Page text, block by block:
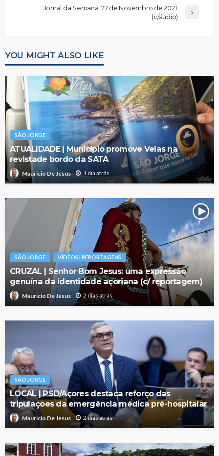
Jornal da Semana, 27 de Novembro de 2021.
(c/áudio)
YOU MIGHT ALSO LIKE
SÃO JORGE
ATUALIDADE | Município promove Velas na
revistade bordo da SATA
Mauricio De Jesus 1 dia atrás
SÃO JORGE VÍDEOS | REPORTAGENS
CRUZAL | Senhor Bom Jesus: uma expressão
genuína da identidade açoriana (c/ reportagem)
Mauricio De Jesus 2 dias atrás
SÃO JORGE
LOCAL | PSD/Açores destaca reforço das
tripulações da emergência médica pré-hospitalar
Mauricio De Jesus 2 dias atrás